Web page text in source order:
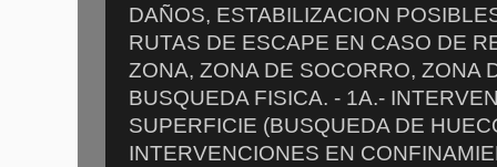
DAÑOS, ESTABILIZACION
RUTAS DE ESCAPE EN CASO DE
ZONA, ZONA DE SOCORRO, ZONA
BUSQUEDA FISICA. - 1A.-
SUPERFICIE (BUSQUEDA DE
INTERVENCIONES EN